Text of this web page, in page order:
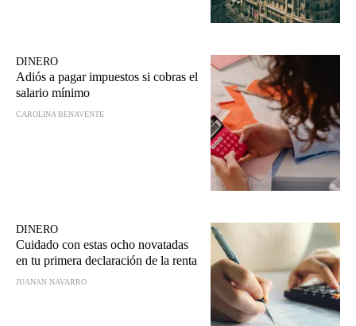
DINERO
Adiós a pagar impuestos si cobras el
salario mínimo
CAROLINA BENAVENTE
DINERO
Cuidado con estas ocho novatadas
en tu primera declaración de la renta
JUANAN NAVARRO